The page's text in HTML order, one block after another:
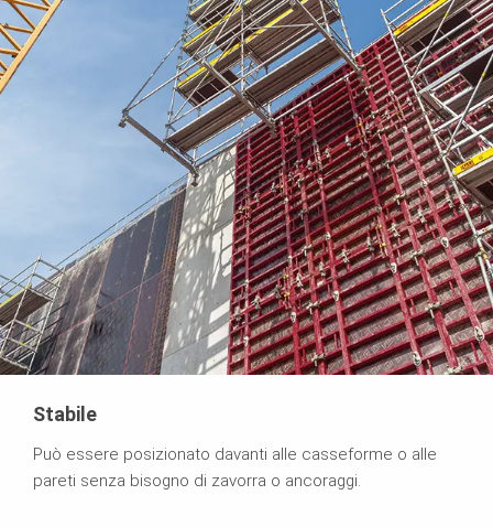
Stabile
Può essere posizionato davanti alle casseforme o alle
pareti senza bisogno di zavorra o ancoraggi.